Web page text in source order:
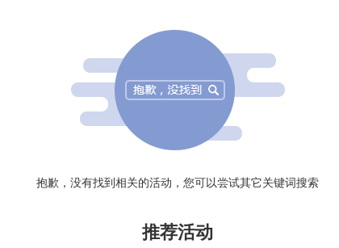
抱歉，没有找到相关的活动，您可以尝试其它关键词搜索
推荐活动